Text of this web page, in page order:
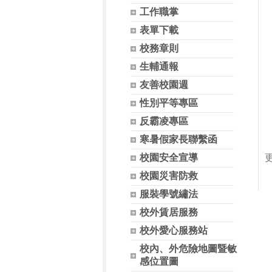
工作職掌
表單下載
校務章則
生輔通報
友善校園週
性別平等專區
反霸凌專區
寒暑假家長聯繫函
校園安全宣導
校園災害防救
服裝學號繡法
校外賃居服務
校外愛心服務站
校內、外危險地圖暨敏
感位置圖